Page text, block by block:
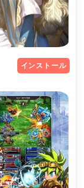
インストール